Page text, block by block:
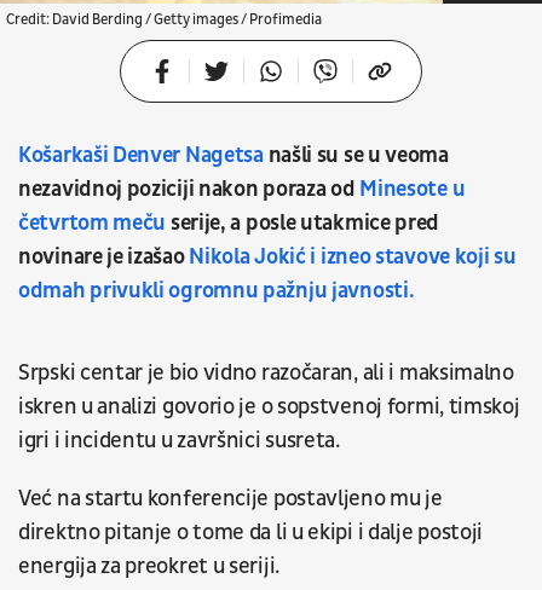
Credit: David Berding / Getty images / Profimedia
Košarkaši Denver Nagetsa našli su se u veoma
nezavidnoj poziciji nakon poraza od Minesote u
četvrtom meču serije, a posle utakmice pred
novinare je izašaoNikola Jokić i izneo stavove koji su
odmah privukli ogromnu pažnju javnosti.
Srpski centar je bio vidno razočaran, ali i maksimalno
iskren u analizi govorio je o sopstvenoj formi, timskoj
igri i incidentu u završnici susreta.
Već na startu konferencije postavljeno mu je
direktno pitanje o tome da li u ekipi i dalje postoji
energija za preokret u seriji.